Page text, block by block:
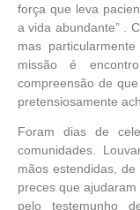
força que leva
a vida abundante” .
mas
missão é
compreensão de
pretensiosamente
Foram dias de
comunidades.
mãos estendidas,
preces que
pelo testemunho